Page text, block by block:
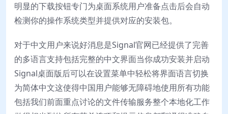
明显的下载按钮专门为桌面系统用户准备点击后会自动
检测你的操作系统类型并提供对应的安装包。
对于中文用户来说好消息是Signal官网已经提供了完善
的多语言支持包括完整的中文界面当你成功安装并启动
Signal桌面版后可以在设置菜单中轻松将界面语言切换
为简体中文这使得中国用户能够无障碍地使用所有功能
包括我们前面重点讨论的文件传输服务整个本地化工作